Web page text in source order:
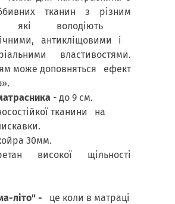
тканин з різним
які володіють
антикліщовими і
властивостями.
може доповняться ефект
- до 9 см.
тканини на
30мм.
високої щільності
літо" - це коли в матраці